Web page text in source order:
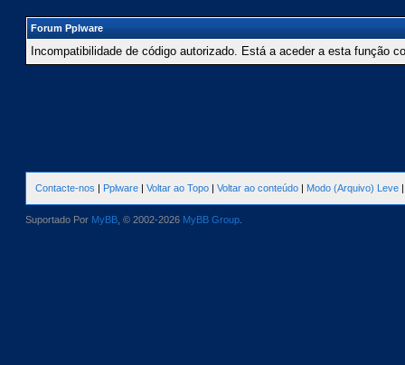
Forum Pplware
Incompatibilidade de código autorizado. Está a aceder a esta função
Contacte-nos | Pplware | Voltar ao Topo | Voltar ao conteúdo | Modo (Arquivo) Leve
Suportado Por MyBB , © 2002-2026 MyBB Group